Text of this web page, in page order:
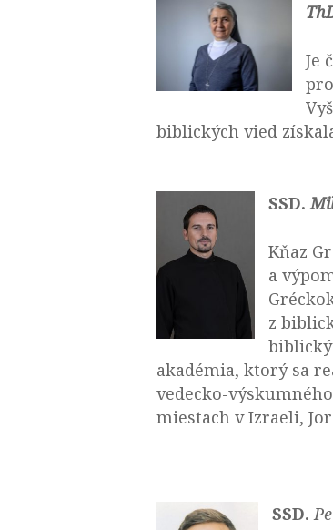
Je
biblických vied
SSD.
Kňaz
a
z
akadémia, ktorý sa
vedecko-
miestach v Izraeli,
SSD.